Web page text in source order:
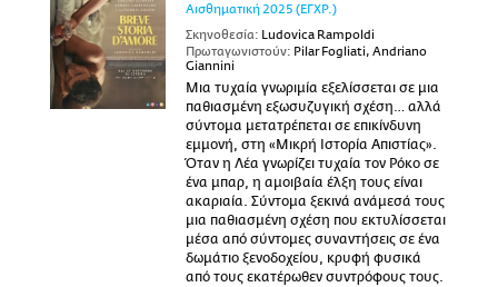
Αισθηματική 2025 (ΕΓΧΡ.)
Σκηνοθεσία: Ludovica Rampoldi
Πρωταγωνιστούν: Pilar Fogliati, Andriano
Giannini
Μια τυχαία γνωριμία εξελίσσεται σε μια
παθιασμένη εξωσυζυγική σχέση… αλλά
σύντομα μετατρέπεται σε επικίνδυνη
εμμονή, στη «Μικρή Ιστορία Απιστίας».
Όταν η Λέα γνωρίζει τυχαία τον Ρόκο σε
ένα μπαρ, η αμοιβαία έλξη τους είναι
ακαριαία. Σύντομα ξεκινά ανάμεσά τους
μια παθιασμένη σχέση που εκτυλίσσεται
μέσα από σύντομες συναντήσεις σε ένα
δωμάτιο ξενοδοχείου, κρυφή φυσικά
από τους εκατέρωθεν συντρόφους τους.